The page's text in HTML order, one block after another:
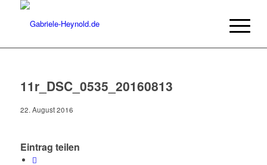
11r_DSC_0535_20160813
22. August 2016
Eintrag teilen